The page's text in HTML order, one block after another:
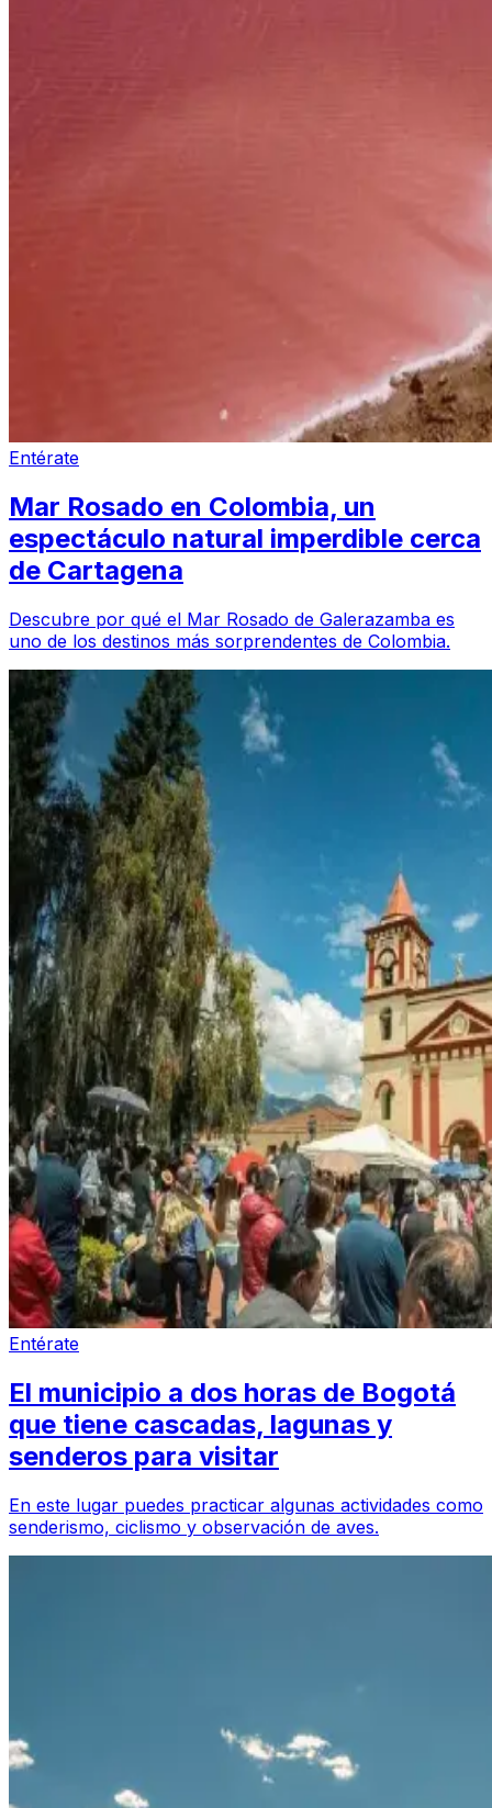
Entérate
Mar Rosado en Colombia, un
espectáculo natural imperdible cerca
de Cartagena
Descubre por qué el Mar Rosado de Galerazamba es
uno de los destinos más sorprendentes de Colombia.
Entérate
El municipio a dos horas de Bogotá
que tiene cascadas, lagunas y
senderos para visitar
En este lugar puedes practicar algunas actividades como
senderismo, ciclismo y observación de aves.